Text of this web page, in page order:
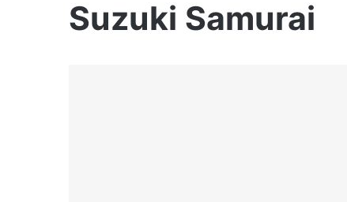
Suzuki Samurai